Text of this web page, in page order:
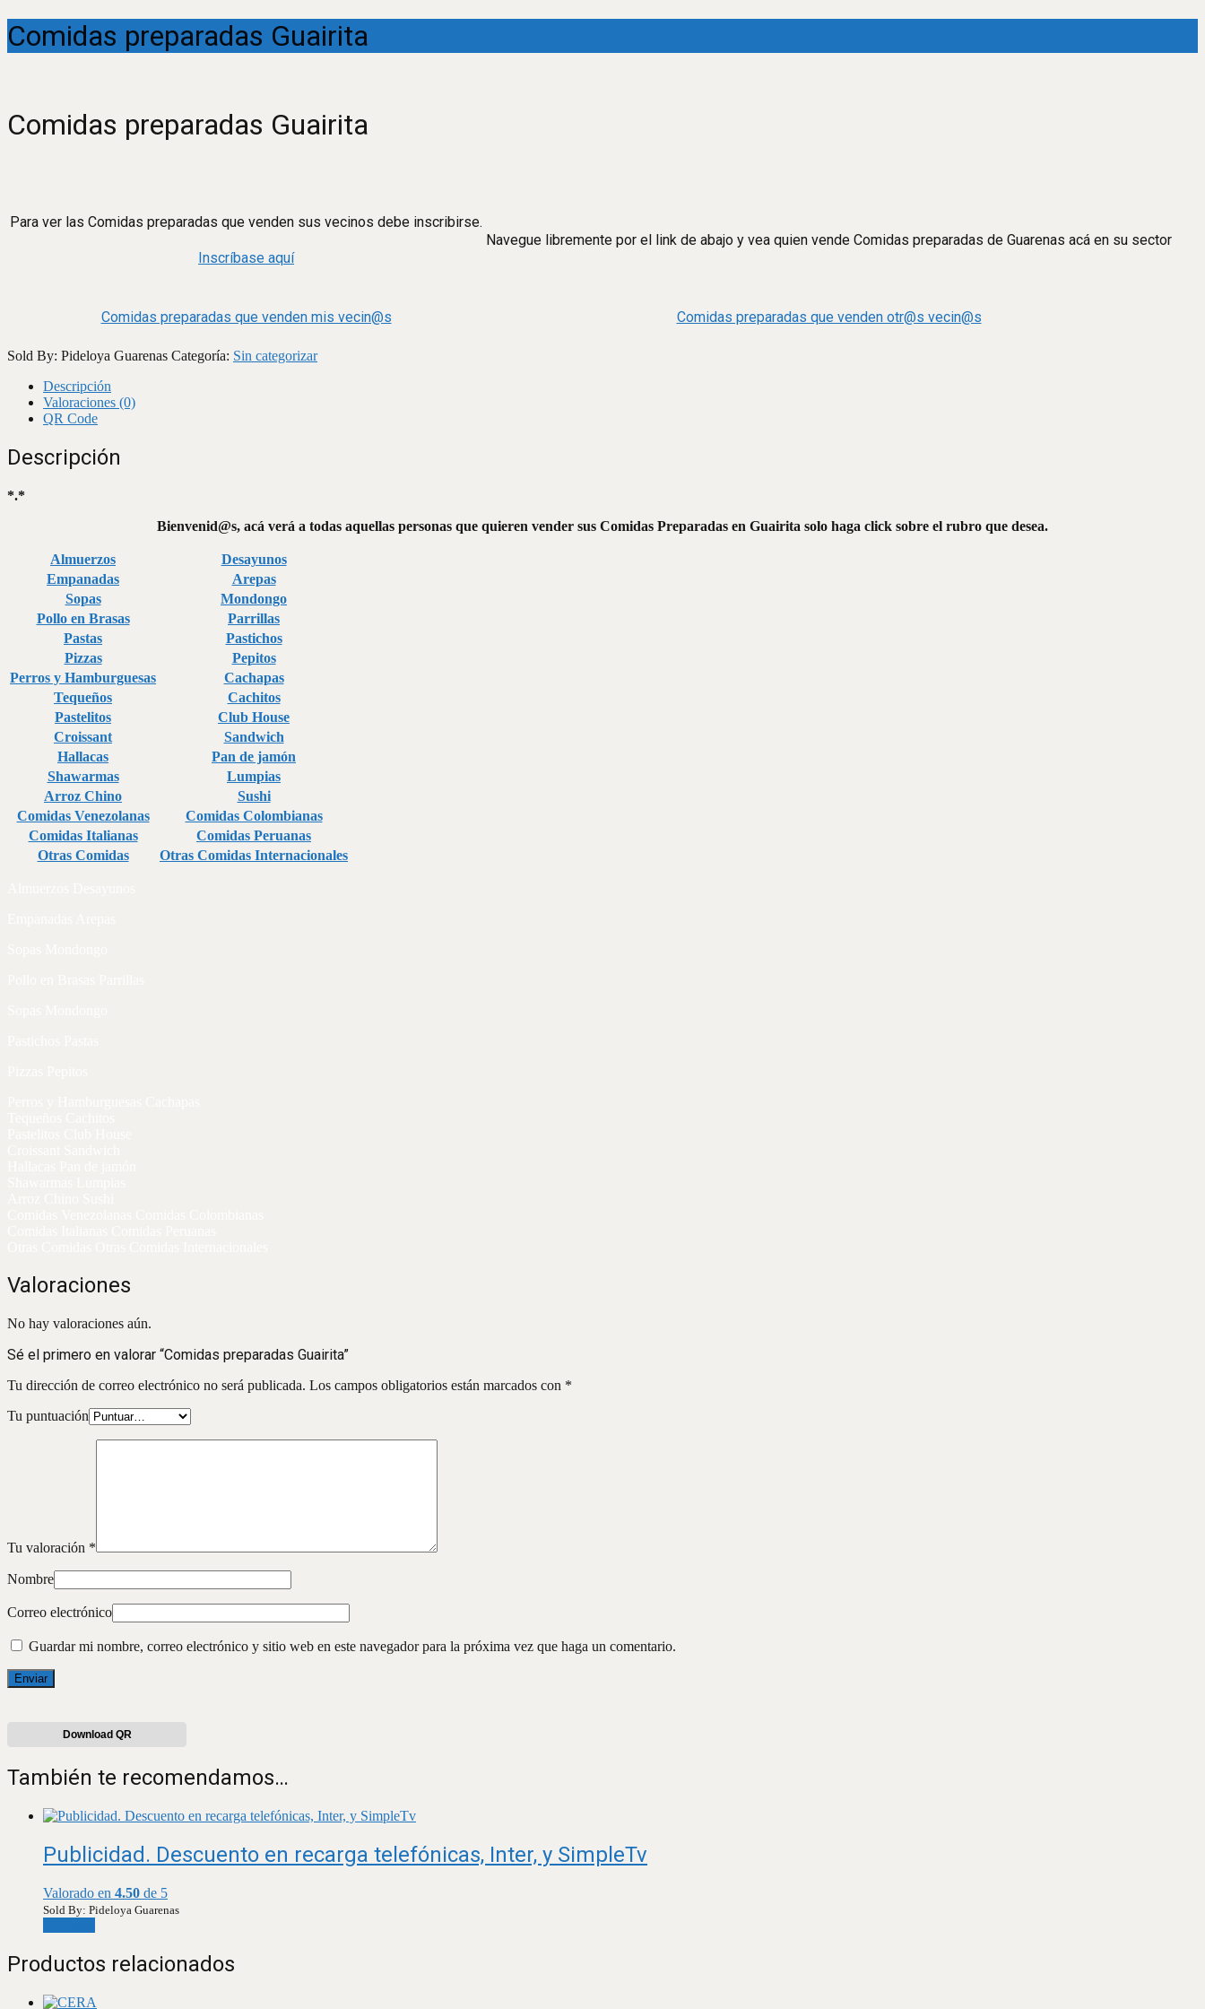
Comidas preparadas Guairita
Comidas preparadas Guairita
Para ver las Comidas preparadas que venden sus vecinos debe inscribirse.
Inscríbase aquí
Navegue libremente por el link de abajo y vea quien vende Comidas preparadas de Guarenas acá en su sector
Comidas preparadas que venden mis vecin@s Comidas preparadas que venden otr@s vecin@s
Sold By: Pideloya Guarenas Categoría: Sin categorizar
Descripción
Valoraciones (0)
QR Code
Descripción
*.*
Bienvenid@s, acá verá a todas aquellas personas que quieren vender sus Comidas Preparadas en Guairita solo haga click sobre el rubro que desea.
Almuerzos
Desayunos
Empanadas
Arepas
Sopas
Mondongo
Pollo en Brasas
Parrillas
Pastas
Pastichos
Pizzas
Pepitos
Perros y Hamburguesas
Cachapas
Tequeños
Cachitos
Pastelitos
Club House
Croissant
Sandwich
Hallacas
Pan de jamón
Shawarmas
Lumpias
Arroz Chino
Sushi
Comidas Venezolanas
Comidas Colombianas
Comidas Italianas
Comidas Peruanas
Otras Comidas
Otras Comidas Internacionales
Valoraciones
No hay valoraciones aún.
Sé el primero en valorar “Comidas preparadas Guairita”
Tu dirección de correo electrónico no será publicada. Los campos obligatorios están marcados con *
Tu puntuación
Tu valoración *
Nombre
Correo electrónico
Guardar mi nombre, correo electrónico y sitio web en este navegador para la próxima vez que haga un comentario.
Download QR
También te recomendamos…
Publicidad. Descuento en recarga telefónicas, Inter, y SimpleTv
Valorado en 4.50 de 5
Sold By: Pideloya Guarenas
Productos relacionados